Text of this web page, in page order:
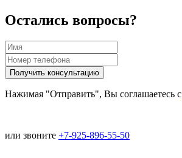
Остались вопросы?
Нажимая "Отправить", Вы соглашаетесь с
или звоните +7-925-896-55-50